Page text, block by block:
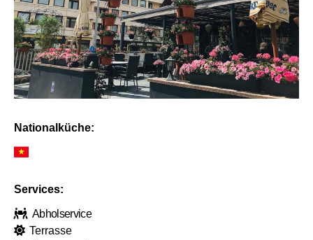
Nationalküche:
Services:
Abholservice
Terrasse